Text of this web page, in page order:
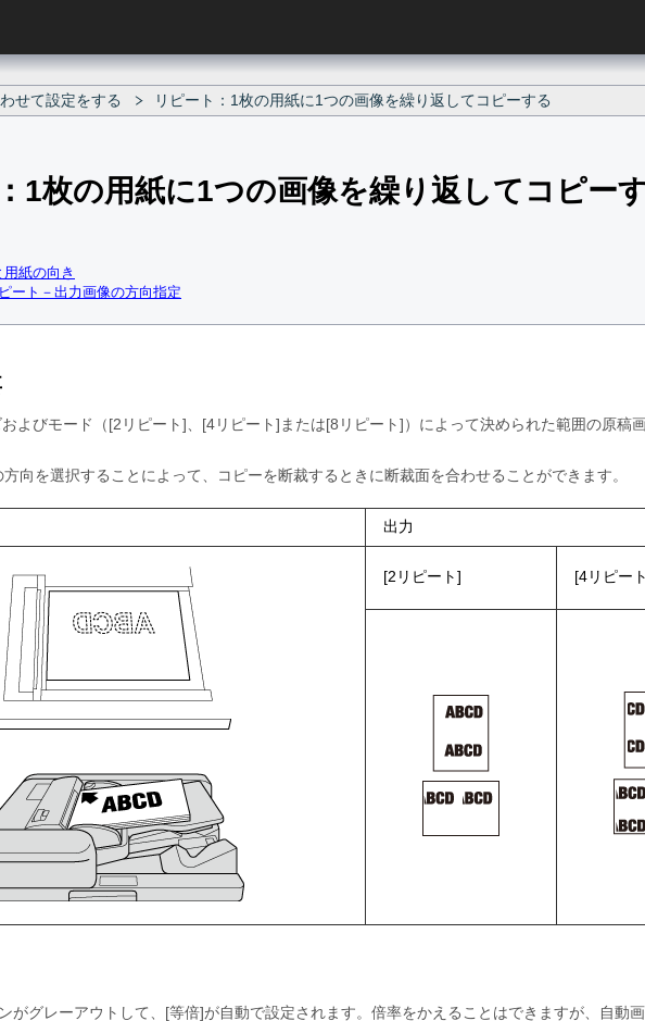
せて設定をする リピート：1枚の用紙に1つの画像を繰り返してコピーする
1枚の用紙に1つの画像を繰り返してコピー
紙の向き
ート－出力画像の方向指定
よびモード（ 2リピート 4リピート または 8リピート ）によって決められた範囲の原稿
向を選択することによって、コピーを断裁するときに断裁面を合わせることができます。
出力
2リピート 4リピート
がグレーアウトして、 等倍 が自動で設定されます。倍率をかえることはできますが、自動